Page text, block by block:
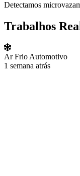
Detectamos
Trabalhos
Ar Frio Automotivo
1 semana atrás